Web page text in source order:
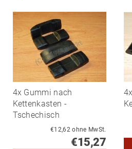
4x Gummi nach
Kettenkasten -
Tschechisch
€12,62 ohne MwSt.
€15,27